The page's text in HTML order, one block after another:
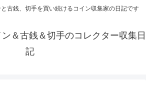
古銭、切手を買い続けるコイン収集家の日記です
＆古銭＆切手のコレクター収集日
記